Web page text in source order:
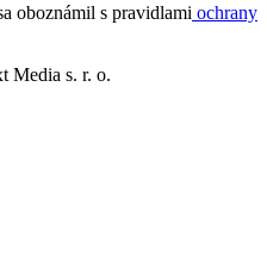
oboznámil s pravidlami ochrany
Media s. r. o.